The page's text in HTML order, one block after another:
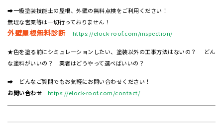
➡一級塗装技能士の屋根、外壁の無料点検をご利用ください！
無理な営業等は一切行っておりません！
外壁屋根無料診断 https://elock-roof.com/inspection/
★色を塗る前にシミュレーションしたい、塗装以外の工事方法はないの？ どん
な塗料がいいの？ 業者はどうやって選べばいいの？
➡ どんなご質問でもお気軽にお問い合わせください！
お問い合わせ
https://elock-roof.com/contact/